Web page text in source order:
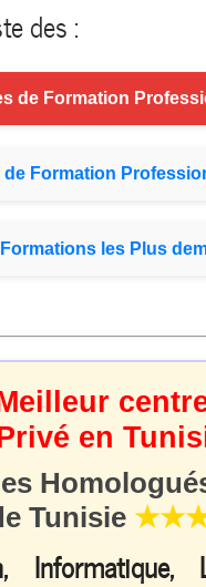
des :
de Formation
de Formation
Formations les Plus
en
Tunisie
Informatique,